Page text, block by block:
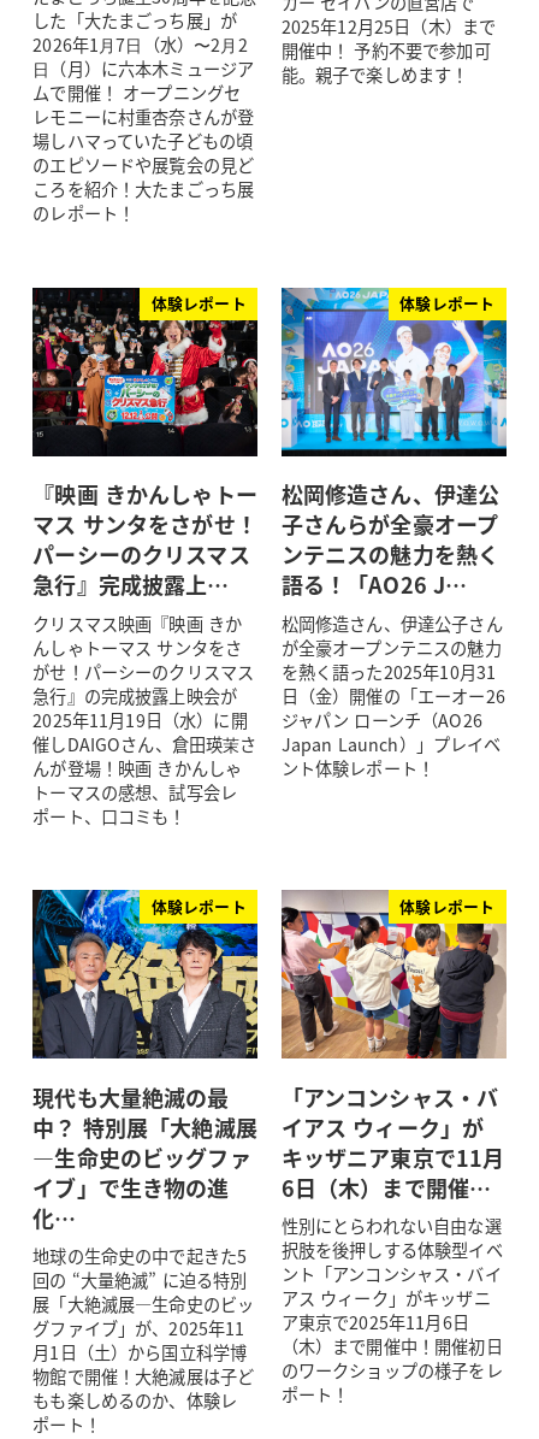
した「大たまごっち展」が
2026年1⽉7⽇（水）〜2⽉2
⽇（月）に六本木ミュージア
ムで開催！ オープニングセ
レモニーに村重杏奈さんが登
場しハマっていた子どもの頃
のエピソードや展覧会の見ど
ころを紹介！大たまごっち展
のレポート！
2025年12月25日（木）まで
開催中！ 予約不要で参加可
能。親子で楽しめます！
体験レポート
『映画 きかんしゃトー
マス サンタをさがせ！
パーシーのクリスマス
急行』完成披露上…
クリスマス映画『映画 きか
んしゃトーマス サンタをさ
がせ！パーシーのクリスマス
急行』の完成披露上映会が
2025年11月19日（水）に開
催しDAIGOさん、倉田瑛茉さ
んが登場！映画 きかんしゃ
トーマスの感想、試写会レ
ポート、口コミも！
体験レポート
松岡修造さん、伊達公
子さんらが全豪オープ
ンテニスの魅力を熱く
語る！「AO26 J…
松岡修造さん、伊達公子さん
が全豪オープンテニスの魅力
を熱く語った2025年10月31
日（金）開催の「エーオー26
ジャパン ローンチ（AO26
Japan Launch）」プレイベ
ント体験レポート！
体験レポート
現代も大量絶滅の最
中？ 特別展「大絶滅展
―生命史のビッグファ
イブ」で生き物の進
化…
地球の生命史の中で起きた5
回の “大量絶滅” に迫る特別
展「大絶滅展―生命史のビッ
グファイブ」が、2025年11
月1日（土）から国立科学博
物館で開催！大絶滅展は子ど
もも楽しめるのか、体験レ
ポート！
体験レポート
「アンコンシャス・バ
イアス ウィーク」が
キッザニア東京で11月
6日（木）まで開催…
性別にとらわれない自由な選
択肢を後押しする体験型イベ
ント「アンコンシャス・バイ
アス ウィーク」がキッザニ
ア東京で2025年11月6日
（木）まで開催中！開催初日
のワークショップの様子をレ
ポート！